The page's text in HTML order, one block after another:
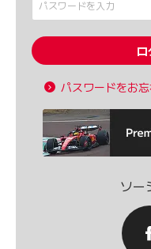
パスワードをお
ソー